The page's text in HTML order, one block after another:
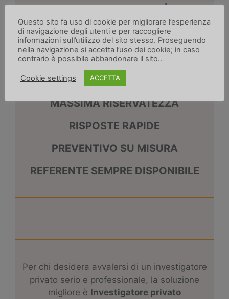
Reserv Investigazionioffre servizi
investigativi su misura: comprendiamo le
necessità del cliente e rispondiamo
adeguatamente ad ogni tipo di esigenza.
CONSULENZA GRATUITA
MASSIMA RISERVATEZZA
RISPOSTE RAPIDE
PREVENTIVO SU MISURA
REFERENTE SEMPRE DISPONIBILE
Per chi desidera avvalersi di un investigatore
privato serio e professionale, la soluzione
migliore è Investigatore privato
Questo sito fa uso di cookie per migliorare l’esperienza
di navigazione degli utenti e per raccogliere
informazioni sull’utilizzo del sito stesso. Proseguendo
nella navigazione si accetta l’uso dei cookie; in caso
contrario è possibile abbandonare il sito..
Cookie settings ACCETTA